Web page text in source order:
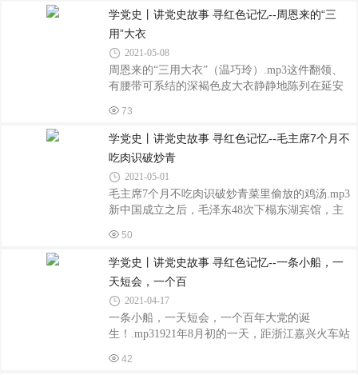
那顶‘右倾错误’的帽子还没摘，后来一直又没有任
军事要职。再说长征嘛，二万五千里，本来就是
走过来的嘛！”长征出发前，邓小平就受到
了“左”倾路线排挤；红军长征时，邓小平在留党察
看的情况下，如愿以偿地跟着走了，他到挑夫连
挑着沉重的担子开始了长征。在被动地跟着走
时，尽管行军战斗紧张，邓小平克服种种困难主
学党史丨讲党史故事 寻红色记忆--周恩来的“三
用”大衣
2021-05-08
周恩来的“三用大衣”（温巧玲）.mp3这件翻领、
有腰带可系结的深褐色皮大衣静静地陈列在延安
良的大衣，在革命战争年代，功能远远超出了简
单的避寒与美观，被称为“三用”大衣，彰显着老一
辈无产阶级革命家艰苦创业、勤俭节约的优良作
风。1940年，周恩来将这件皮大衣从苏联带回，
在延安时期一直随身携带，时常穿着。1946年，
周恩来就是穿着这件皮大衣赴重庆参加政治协商
会议，在会上迫使蒋介石签订了《关于政府组织
问题的协议》《和平建国纲领》等五项协议，确
73
学党史丨讲党史故事 寻红色记忆--毛主席7个月不
吃肉识破炒青
2021-05-01
毛主席7个月不吃肉识破炒青菜里偷放的鸡汤.mp3
新中国成立之后，毛泽东48次下榻东湖宾馆，主
了，在湖北停留期间，领导人每天吃什么？在世
人看来，按主席的地位，每餐都应是美酒佳肴、
山珍海味，十盘八碟是少不了的。其实，主席的
生活十分简朴。平时吃的最多的就是家常蔬菜。
1960年5月，主席到武汉时，随行人员就特别嘱
咐“不要弄肉给主席吃。要不，主席会发脾气
的。”原来，当时国家面临经济困难，主席给自己
订下了三不：不吃肉、不吃蛋、吃粮不超定量。
50
学党史丨讲党史故事 寻红色记忆--一条小船，一
天短会，一个百
2021-04-17
一条小船，一天短会，一个百年大党的诞
生！.mp31921年8月初的一天，距浙江嘉兴火车站
画舫，登上了一拨客人，穿桥过河，便到了嘉兴
42